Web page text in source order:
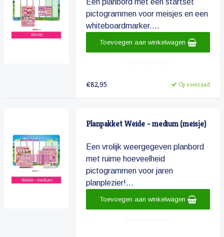
Een planbord met een startset
pictogrammen voor meisjes en een
whiteboardmarker....
€82,95 Op voorraad
Toevoegen aan winkelwagen
Planpakket Weide - medium (meisje)
Een vrolijk weergegeven planbord
met ruime hoeveelheid
pictogrammen voor jaren
planplezier!...
Toevoegen aan winkelwagen